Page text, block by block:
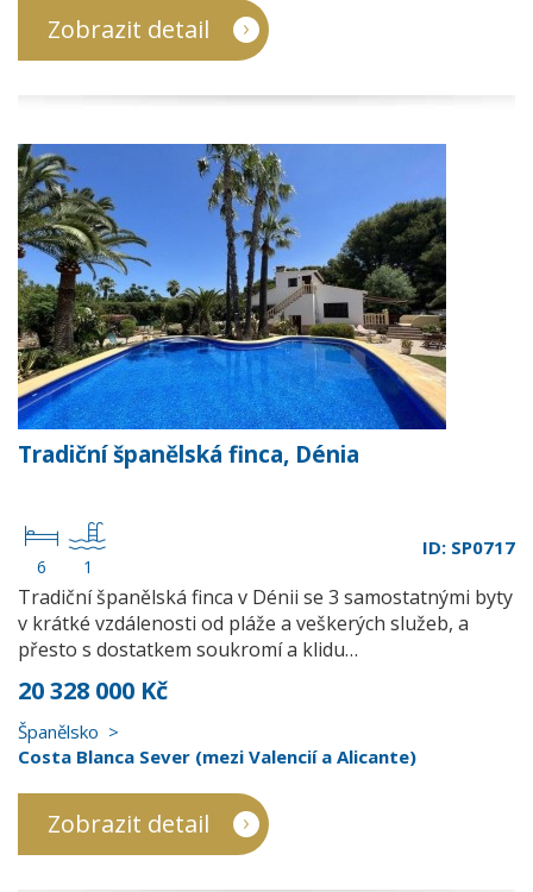
Zobrazit detail
Tradiční španělská finca, Dénia
6 1
ID: SP0717
Tradiční španělská finca v Dénii se 3 samostatnými byty
v krátké vzdálenosti od pláže a veškerých služeb, a
přesto s dostatkem soukromí a klidu…
20 328 000 Kč
Španělsko
Costa Blanca Sever (mezi Valencií a Alicante)
Zobrazit detail